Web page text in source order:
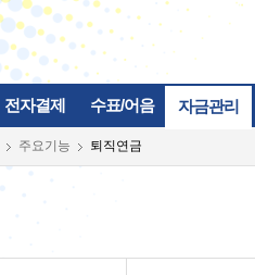
전자결제 수표/어음 자금관리
주요기능 퇴직연금